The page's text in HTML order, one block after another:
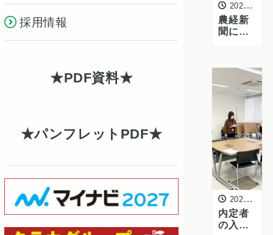
採用情報
PDF資料
パンフレットPDF
2022年2月28日
農経新
聞に千
セで開
た「ス
ーパー
マーケ
ット・
トレー
ドショ
ー」に
出店し
たカッ
ト野菜
部が掲
載され
ました
2022年2月26日
内定者
の入社